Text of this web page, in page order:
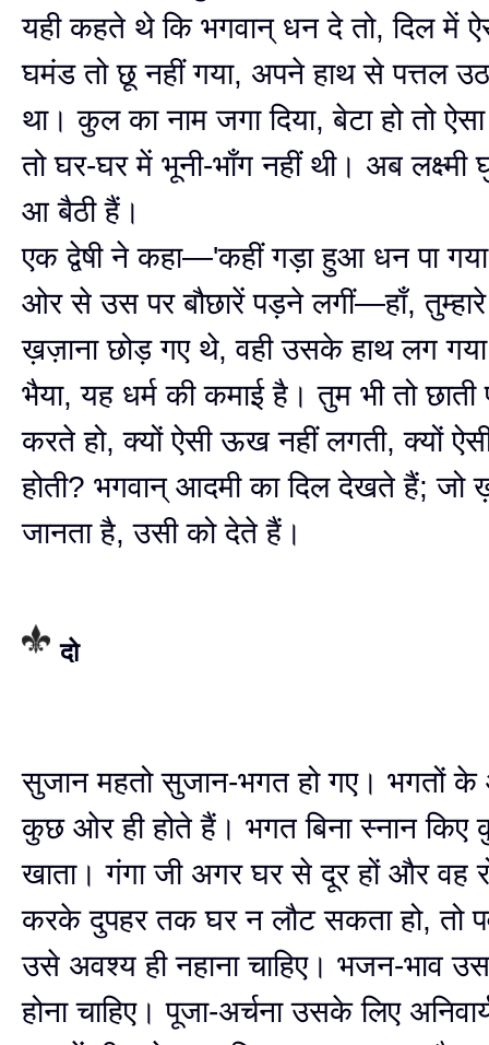
यही कहते थे कि भगवान् धन दे तो, दिल में
घमंड तो छू नहीं गया, अपने हाथ से पत्तल
था। कुल का नाम जगा दिया, बेटा हो तो ऐसा
तो घर-घर में भूनी-भाँग नहीं थी। अब
आ बैठी हैं।
एक द्वेषी ने कहा—'कहीं गड़ा हुआ धन पा गया
ओर से उस पर बौछारें पड़ने लगीं—हाँ, तुम्हारे
ख़ज़ाना छोड़ गए थे, वही उसके हाथ लग
भैया, यह धर्म की कमाई है। तुम भी तो
करते हो, क्यों ऐसी ऊख नहीं लगती, क्यों
होती? भगवान् आदमी का दिल देखते हैं; जो
जानता है, उसी को देते हैं।
दो
सुजान महतो सुजान-भगत हो गए। भगतों के
कुछ ओर ही होते हैं। भगत बिना स्नान किए
खाता। गंगा जी अगर घर से दूर हों और वह
करके दुपहर तक घर न लौट सकता हो, तो
उसे अवश्य ही नहाना चाहिए। भजन-भाव
होना चाहिए। पूजा-अर्चना उसके लिए